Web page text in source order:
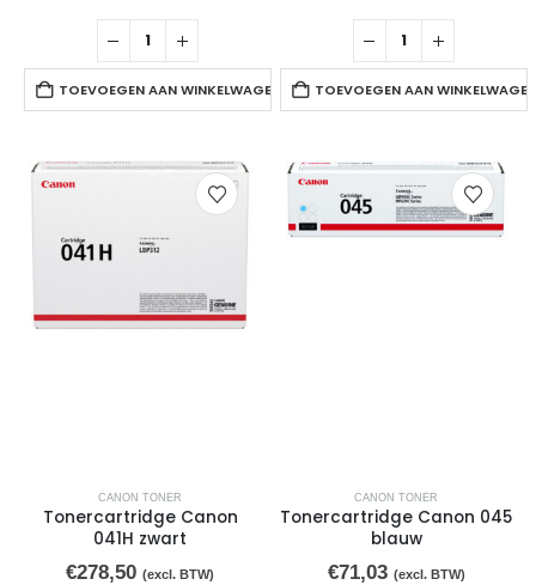
TOEVOEGEN AAN WINKELWAGEN TOEVOEGEN AAN
CANON TONER
Tonercartridge Canon
041H zwart
€278,50 (excl. BTW)
CANON TONER
Tonercartridge Canon 045
blauw
€71,03 (excl. BTW)